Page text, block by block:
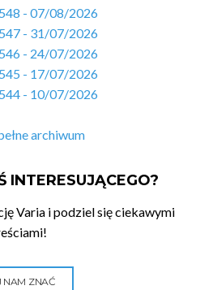
- 07/08/2026
- 31/07/2026
- 24/07/2026
- 17/07/2026
- 10/07/2026
archiwum
INTERESUJĄCEGO?
Varia i podziel się ciekawymi
NAM ZNAĆ